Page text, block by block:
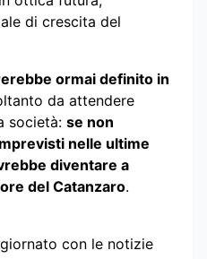
di crescita del
ormai definito in
da attendere
società: se non
nelle ultime
diventare a
del Catanzaro.
con le notizie